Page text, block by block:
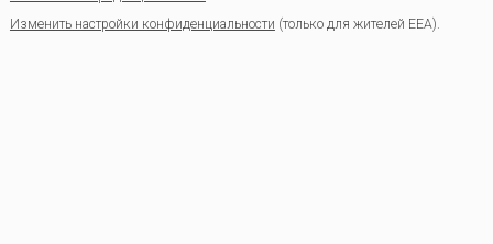
Изменить настройки конфиденциальности (только для жителей EEA).